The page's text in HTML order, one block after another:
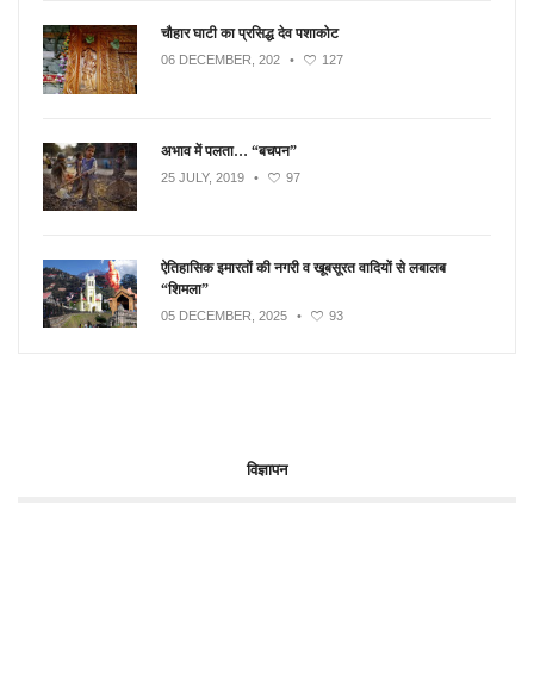
चौहार घाटी का प्रसिद्ध देव पशाकोट
06 DECEMBER, 202 • 127
अभाव में पलता… “बचपन”
25 JULY, 2019 • 97
ऐतिहासिक इमारतों की नगरी व खूबसूरत वादियों से लबालब
“शिमला”
05 DECEMBER, 2025 • 93
विज्ञापन